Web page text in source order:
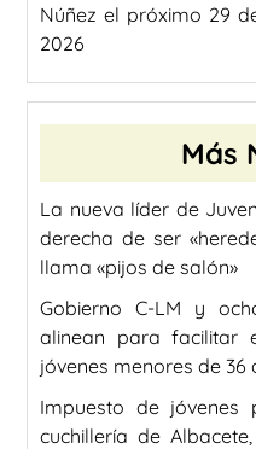
Núñez el próximo 29
2026
Más
La nueva líder de
derecha de ser
llama «pijos de salón»
Gobierno C-LM y
alinean para facilitar
jóvenes menores de 36
Impuesto de jóvenes
cuchillería de